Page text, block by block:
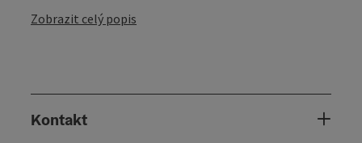
Zobrazit celý popis
Kontakt